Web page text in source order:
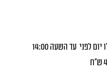
לפני עד השעה 14:00